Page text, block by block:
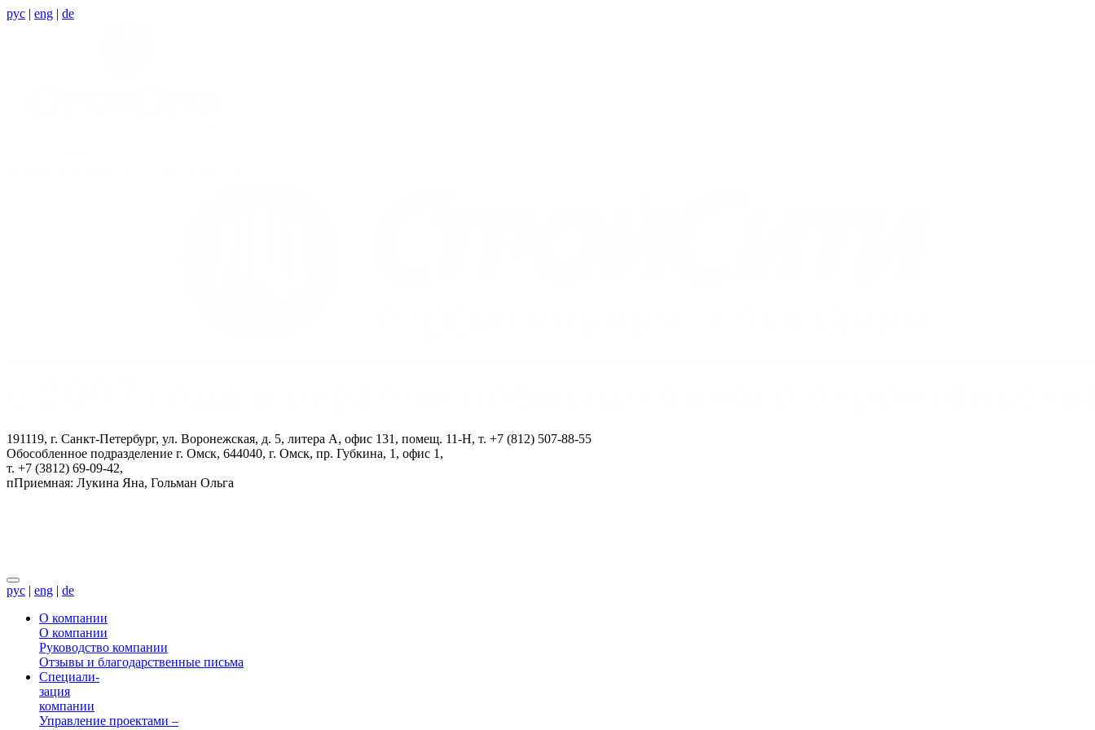
рус | eng | de
191119, г. Санкт-Петербург, ул. Воронежская, д. 5, литера А, офис 131, помещ. 11‑Н, т. +7 (812) 507-88-55
Обособленное подразделение г. Омск, 644040, г. Омск, пр. Губкина, 1, офис 1,
т. +7 (3812) 69-09-42,
пПриемная: Лукина Яна, Гольман Ольга
рус | eng | de
О компании
О компании
Руководство компании
Отзывы и благодарственные письма
Специали-
зация
компании
Управление проектами –